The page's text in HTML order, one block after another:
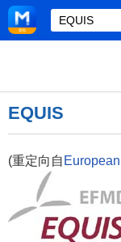
EQUIS
(重定向自